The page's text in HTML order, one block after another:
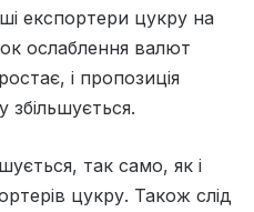
експортери цукру на
ослаблення валют
і пропозиція
збільшується.
так само, як і
цукру. Також слід